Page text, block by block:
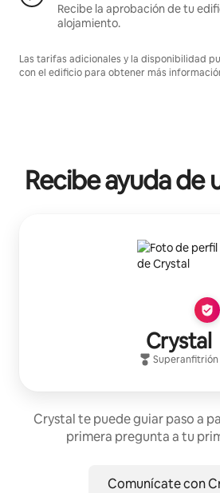
Recibe la aprobación de tu
alojamiento.
Las tarifas adicionales y la disponibilidad
con el edificio para obtener más
Recibe ayuda de
Crystal
Superanfitrión
Crystal te puede guiar paso a
primera pregunta a tu
Comunícate con